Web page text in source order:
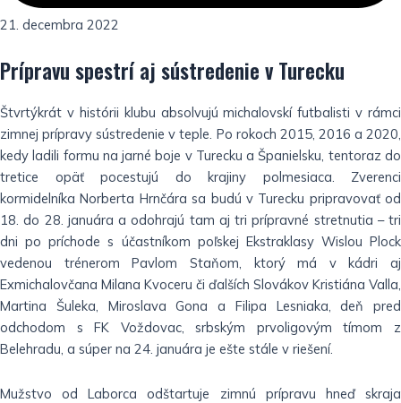
21. decembra 2022
Prípravu spestrí aj sústredenie v Turecku
Štvrtýkrát v histórii klubu absolvujú michalovskí futbalisti v rámci
zimnej prípravy sústredenie v teple. Po rokoch 2015, 2016 a 2020,
kedy ladili formu na jarné boje v Turecku a Španielsku, tentoraz do
tretice opäť pocestujú do krajiny polmesiaca. Zverenci
kormidelníka Norberta Hrnčára sa budú v Turecku pripravovať od
18. do 28. januára a odohrajú tam aj tri prípravné stretnutia – tri
dni po príchode s účastníkom poľskej Ekstraklasy Wislou Plock
vedenou trénerom Pavlom Staňom, ktorý má v kádri aj
Exmichalovčana Milana Kvoceru či ďalších Slovákov Kristiána Valla,
Martina Šuleka, Miroslava Gona a Filipa Lesniaka, deň pred
odchodom s FK Voždovac, srbským prvoligovým tímom z
Belehradu, a súper na 24. januára je ešte stále v riešení.
Mužstvo od Laborca odštartuje zimnú prípravu hneď skraja